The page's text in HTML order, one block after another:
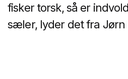
fisker torsk, så er
sæler, lyder det fra Jørn